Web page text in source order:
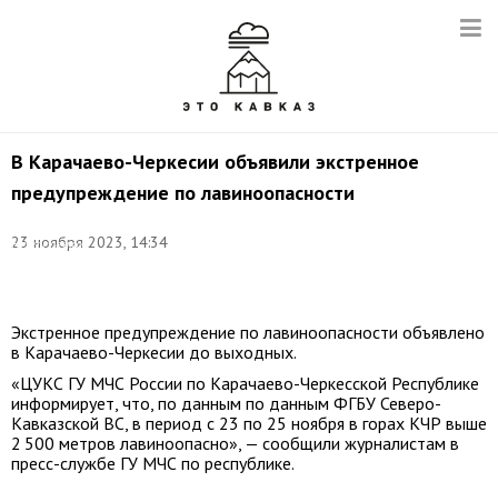
В Карачаево-Черкесии объявили экстренное
предупреждение по лавиноопасности
23 ноября 2023, 14:34
Нестеренко
Экстренное предупреждение по лавиноопасности объявлено
в Карачаево-Черкесии до выходных.
«ЦУКС ГУ МЧС России по Карачаево-Черкесской Республике
информирует, что, по данным по данным ФГБУ Северо-
Кавказской ВС, в период с 23 по 25 ноября в горах КЧР выше
2 500 метров лавиноопасно», — сообщили журналистам в
пресс-службе ГУ МЧС по республике.